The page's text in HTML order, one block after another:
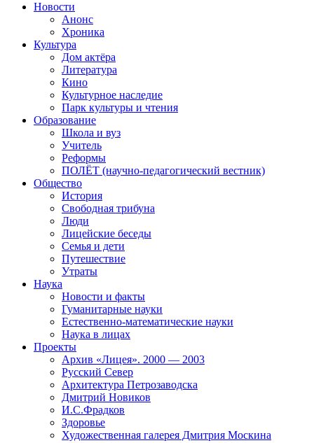
Новости
Анонс
Хроника
Культура
Дом актёра
Литература
Кино
Культурное наследие
Парк культуры и чтения
Образование
Школа и вуз
Учитель
Реформы
ПОЛЁТ (научно-педагогический вестник)
Общество
История
Свободная трибуна
Люди
Лицейские беседы
Семья и дети
Путешествие
Утраты
Наука
Новости и факты
Гуманитарные науки
Естественно-математические науки
Наука в лицах
Проекты
Архив «Лицея». 2000 — 2003
Русский Север
Архитектура Петрозаводска
Дмитрий Новиков
И.С.Фрадков
Здоровье
Художественная галерея Дмитрия Москина